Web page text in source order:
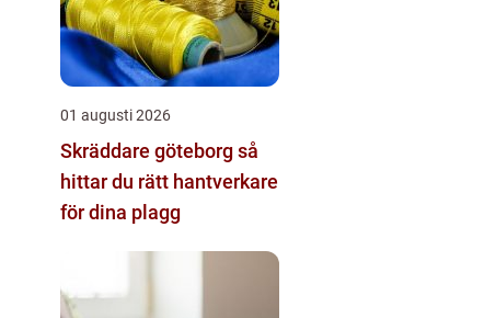
01 augusti 2026
Skräddare göteborg så
hittar du rätt hantverkare
för dina plagg